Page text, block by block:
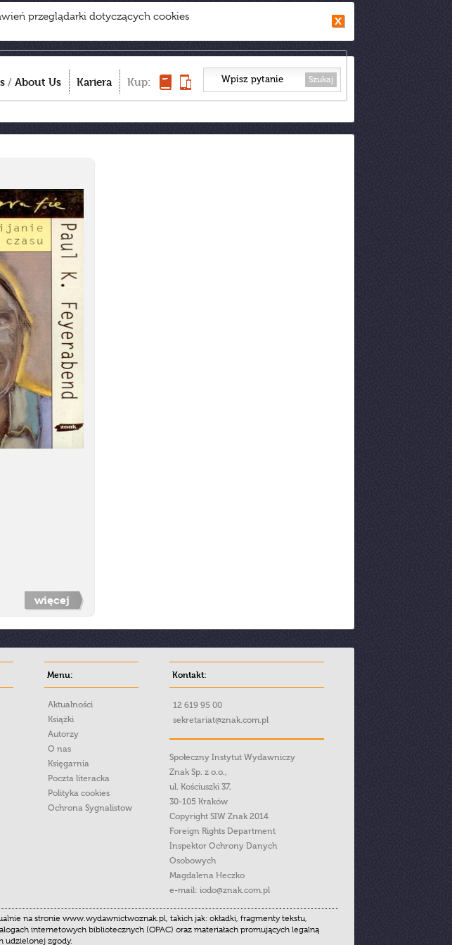
przeglądarki dotyczących cookies
/ About Us Kariera Kup: Szukaj
więcej
Menu:
Aktualności
Książki
Autorzy
O nas
Księgarnia
Poczta literacka
Polityka cookies
Ochrona Sygnalistow
Kontakt:
12 619 95 00
sekretariat@znak.com.pl
Społeczny Instytut Wydawniczy
Znak Sp. z o.o.,
ul. Kościuszki 37,
30-105 Kraków
Copyright SIW Znak 2014
Foreign Rights Department
Inspektor Ochrony Danych
Osobowych
Magdalena Heczko
e-mail: iodo@znak.com.pl
na stronie www.wydawnictwoznak.pl, takich jak: okładki, fragmenty tekstu,
internetowych bibliotecznych (OPAC) oraz materiałach promujących legalną
udzielonej zgody.